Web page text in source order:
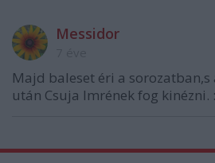
Messidor
Majd baleset éri a
után Csuja Imrének fog kinézni.